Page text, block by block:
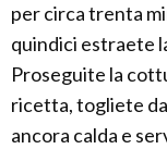
per circa trenta
quindici estraete
Proseguite la
ricetta, togliete
ancora calda e